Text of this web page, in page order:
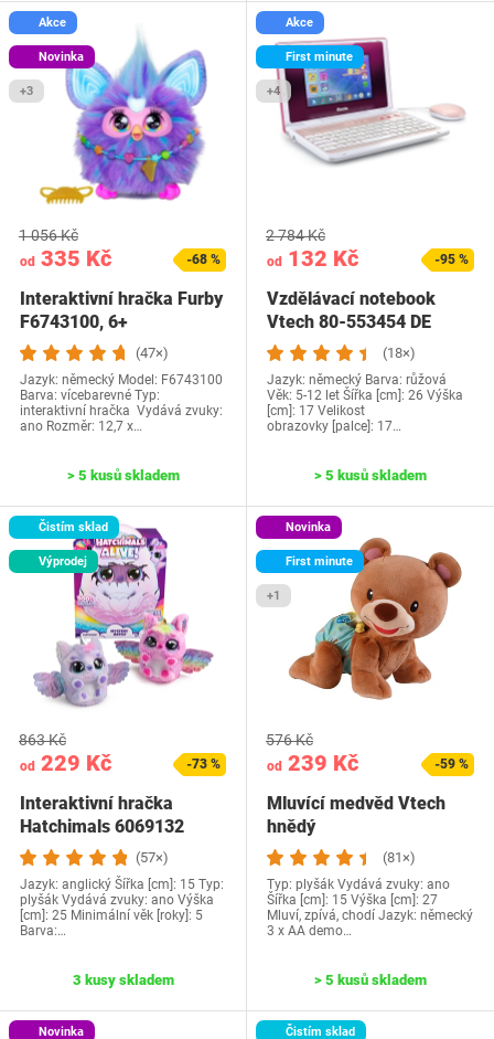
Akce
Novinka
+3
od 335 Kč
1 056 Kč
-68 %
Interaktivní hračka Furby
F6743100, 6+
(47×)
Jazyk: německý Model: F6743100
Barva: vícebarevné Typ:
interaktivní hračka Vydává zvuky:
ano Rozměr: ‎12,7 x…
> 5 kusů skladem
Akce
First minute
+4
od 132 Kč
2 784 Kč
-95 %
Vzdělávací notebook
Vtech 80-553454 DE
(18×)
Jazyk: německý Barva: růžová
Věk: 5-12 let Šířka [cm]: 26 Výška
[cm]: 17 Velikost
obrazovky [palce]: 17…
> 5 kusů skladem
Čistím sklad
Výprodej
od 229 Kč
863 Kč
-73 %
Interaktivní hračka
Hatchimals 6069132
(57×)
Jazyk: anglický Šířka [cm]: 15 Typ:
plyšák Vydává zvuky: ano Výška
[cm]: 25 Minimální věk [roky]: 5
Barva:…
3 kusy skladem
Novinka
First minute
+1
od 239 Kč
576 Kč
-59 %
Mluvící medvěd Vtech
hnědý
(81×)
Typ: plyšák Vydává zvuky: ano
Šířka [cm]: 15 Výška [cm]: 27
Mluví, zpívá, chodí Jazyk: německý
3 x AA demo…
> 5 kusů skladem
Novinka Čistím sklad